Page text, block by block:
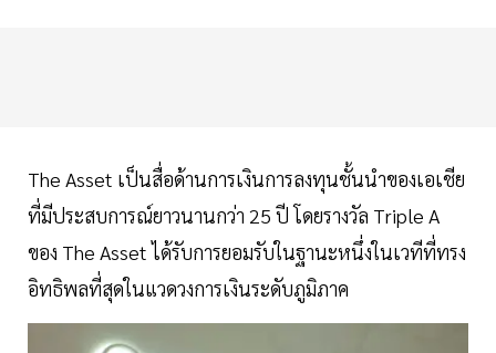
The Asset เป็นสื่อด้านการเงินการลงทุนชั้นนำของเอเชีย
ที่มีประสบการณ์ยาวนานกว่า 25 ปี โดยรางวัล Triple A
ของ The Asset ได้รับการยอมรับในฐานะหนึ่งในเวทีที่ทรง
อิทธิพลที่สุดในแวดวงการเงินระดับภูมิภาค